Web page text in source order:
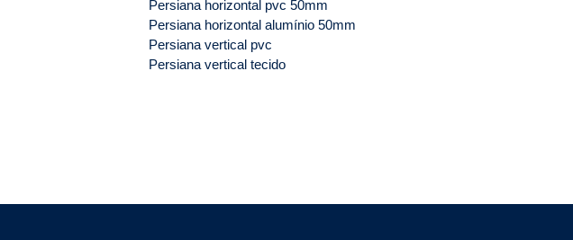
Persiana horizontal pvc 50mm
Persiana horizontal alumínio 50mm
Persiana vertical pvc
Persiana vertical tecido